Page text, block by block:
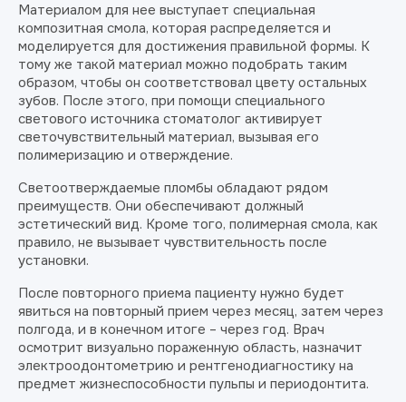
Материалом для нее выступает специальная
композитная смола, которая распределяется и
моделируется для достижения правильной формы. К
тому же такой материал можно подобрать таким
образом, чтобы он соответствовал цвету остальных
зубов. После этого, при помощи специального
светового источника стоматолог активирует
светочувствительный материал, вызывая его
полимеризацию и отверждение.
Светоотверждаемые пломбы обладают рядом
преимуществ. Они обеспечивают должный
эстетический вид. Кроме того, полимерная смола, как
правило, не вызывает чувствительность после
установки.
После повторного приема пациенту нужно будет
явиться на повторный прием через месяц, затем через
полгода, и в конечном итоге – через год. Врач
осмотрит визуально пораженную область, назначит
электроодонтометрию и рентгенодиагностику на
предмет жизнеспособности пульпы и периодонтита.